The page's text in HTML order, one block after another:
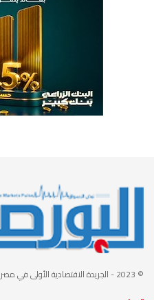
© 2023 - الجريدة الاقتصادية الأولى في مصر